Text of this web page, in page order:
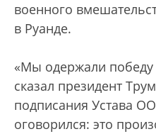
военного
в Руанде.
«Мы одержали
сказал президент
подписания Устава
оговорился: это